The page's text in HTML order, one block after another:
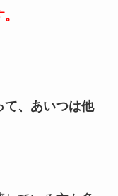
て、あいつは他